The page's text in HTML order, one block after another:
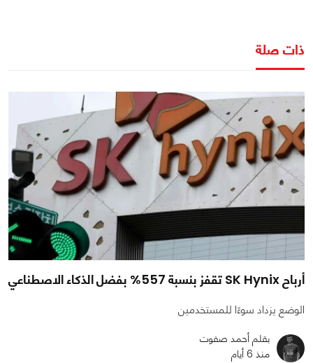
ذات صلة
أرباح SK Hynix تقفز بنسبة 557% بفضل الذكاء الاصطناعي
الوضع يزداد سوءًا للمستخدمين
بقلم أحمد صفوت
منذ 6 أيام